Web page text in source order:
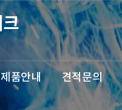
제품안내 견적문의